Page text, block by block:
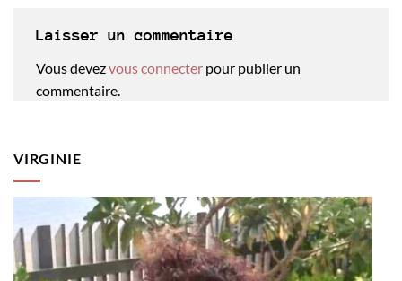
Laisser un commentaire
Vous devezvous connecter pour publier un
commentaire.
VIRGINIE